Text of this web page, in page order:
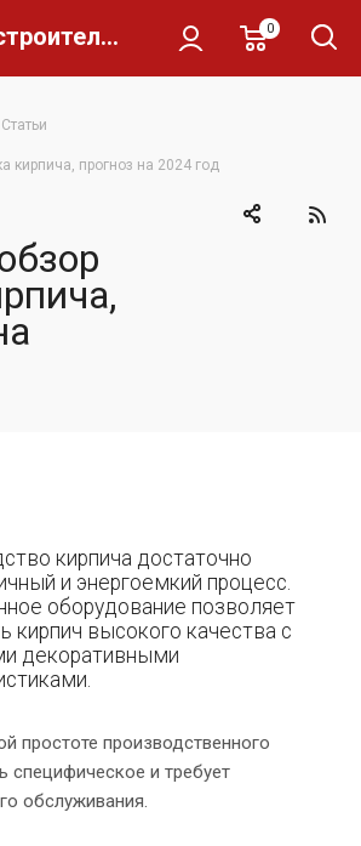
Магазин строительных материалов Склад Кирпича 0
Статьи
кирпича, прогноз на 2024 год
кирпича достаточно
и энергоемкий процесс.
оборудование позволяет
кирпич высокого качества с
декоративными
простоте производственного
специфическое и требует
обслуживания.